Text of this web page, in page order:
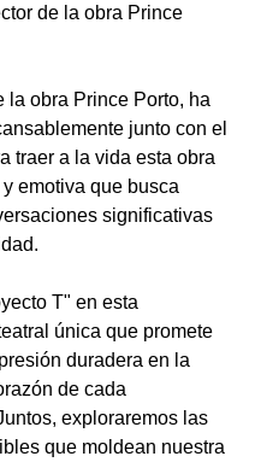
de la obra Prince
la obra Prince Porto, ha
junto con el
traer a la vida esta obra
emotiva que busca
significativas
T" en esta
única que promete
duradera en la
de cada
exploraremos las
que moldean nuestra